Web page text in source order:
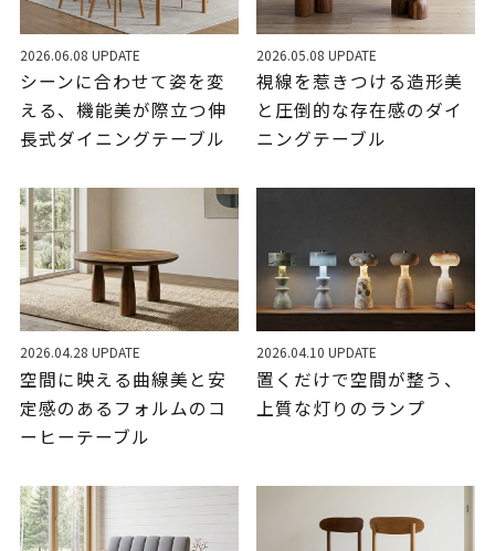
2026.06.08 UPDATE
シーンに合わせて姿を変
える、機能美が際立つ伸
長式ダイニングテーブル
2026.05.08 UPDATE
視線を惹きつける造形美
と圧倒的な存在感のダイ
ニングテーブル
2026.04.28 UPDATE
空間に映える曲線美と安
定感のあるフォルムのコ
ーヒーテーブル
2026.04.10 UPDATE
置くだけで空間が整う、
上質な灯りのランプ